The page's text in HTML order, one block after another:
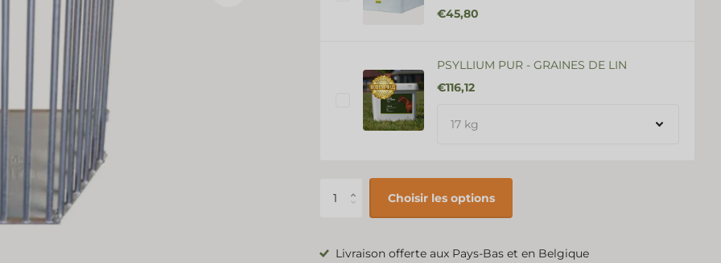
€45,80
PSYLLIUM PUR - GRAINES DE LIN
€116,12
Choisir les options
Livraison offerte aux Pays‑Bas et en Belgique